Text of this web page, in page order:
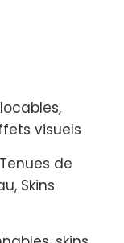
visuels
de
Skins